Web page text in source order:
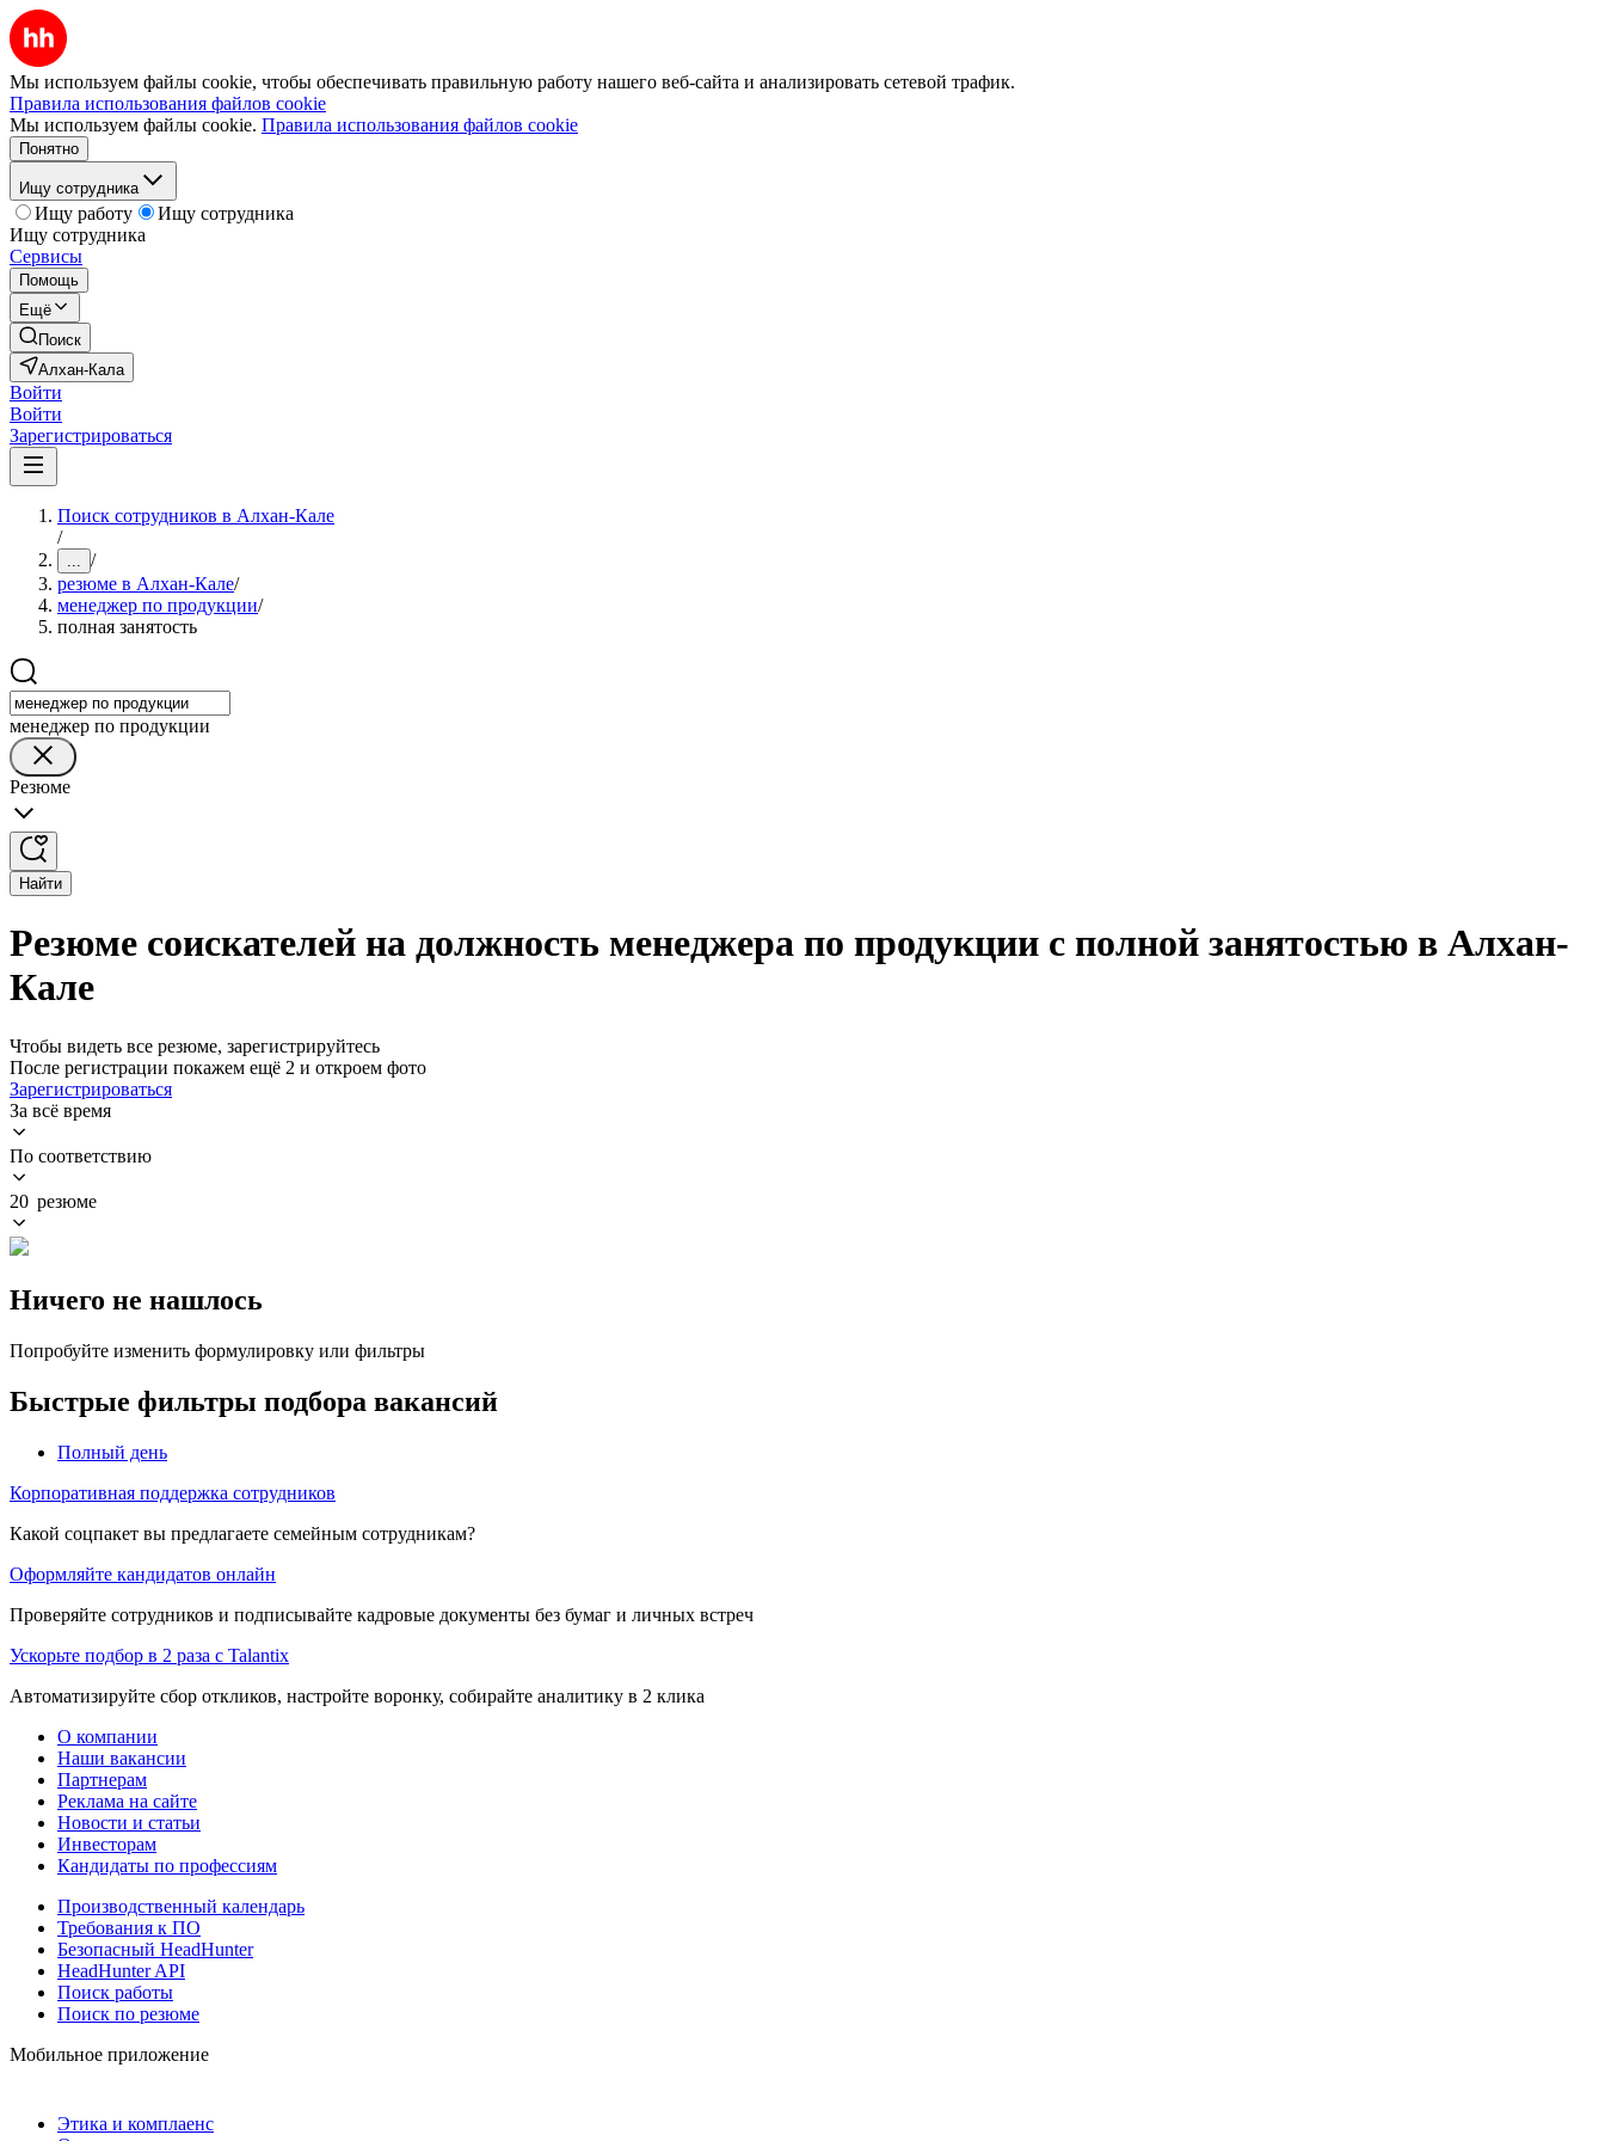
Мы используем файлы cookie, чтобы обеспечивать правильную работу нашего веб-сайта и анализировать сетевой трафик.
Правила использования файлов cookie
Мы используем файлы cookie. Правила использования файлов cookie
Понятно
Ищу сотрудника
Ищу работу
Ищу сотрудника
Ищу сотрудника
Сервисы
Помощь
Ещё
Поиск
Алхан-Кала
Войти
Войти
Зарегистрироваться
Поиск сотрудников в Алхан-Кале
/
... /
резюме в Алхан-Кале/
менеджер по продукции/
полная занятость
менеджер по продукции
Резюме
Найти
Резюме соискателей на должность менеджера по продукции с полной занятостью в Алхан-
Кале
Чтобы видеть все резюме, зарегистрируйтесь
После регистрации покажем ещё 2 и откроем фото
Зарегистрироваться
За всё время
По соответствию
20 резюме
Ничего не нашлось
Попробуйте изменить формулировку или фильтры
Быстрые фильтры подбора вакансий
Полный день
Корпоративная поддержка сотрудников
Какой соцпакет вы предлагаете семейным сотрудникам?
Оформляйте кандидатов онлайн
Проверяйте сотрудников и подписывайте кадровые документы без бумаг и личных встреч
Ускорьте подбор в 2 раза с Talantix
Автоматизируйте сбор откликов, настройте воронку, собирайте аналитику в 2 клика
О компании
Наши вакансии
Партнерам
Реклама на сайте
Новости и статьи
Инвесторам
Кандидаты по профессиям
Производственный календарь
Требования к ПО
Безопасный HeadHunter
HeadHunter API
Поиск работы
Поиск по резюме
Мобильное приложение
Этика и комплаенс